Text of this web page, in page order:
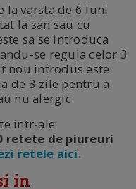
la varsta de 6 luni
la san sau cu
sa se introduca
se regula celor 3
nou introdus este
de 3 zile pentru a
nu alergic.
intr-ale
retete de piureuri
retele aici.
in